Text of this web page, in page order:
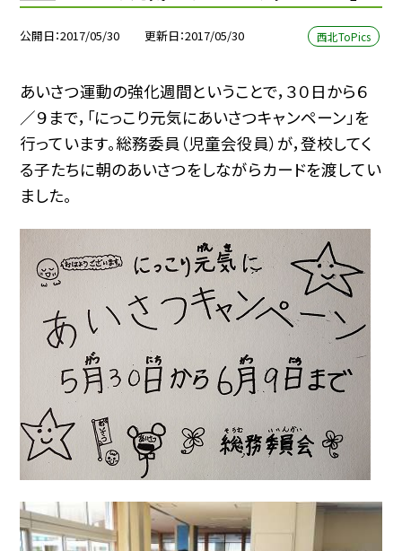
公開日 2017/05/30 更新日 2017/05/30 西北ToPics
あいさつ運動の強化週間ということで，３０日から６
／９まで，「にっこり元気にあいさつキャンペーン」を
行っています。総務委員（児童会役員）が，登校してく
る子たちに朝のあいさつをしながらカードを渡してい
ました。